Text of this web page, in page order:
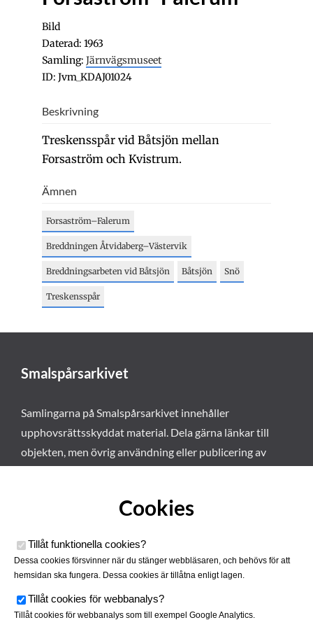
Bild
Daterad: 1963
Samling: Järnvägsmuseet
ID: Jvm_KDAJ01024
Beskrivning
Treskensspår vid Båtsjön mellan
Forsaström och Kvistrum.
Ämnen
Forsaström–Falerum
Breddningen Åtvidaberg–Västervik
Breddningsarbeten vid Båtsjön Båtsjön Snö
Treskensspår
Smalspårsarkivet
Samlingarna på Smalspårsarkivet innehåller
upphovsrättsskyddat material. Dela gärna länkar till
objekten, men övrig användning eller publicering av
Cookies
Tillåt funktionella cookies?
Dessa cookies försvinner när du stänger webbläsaren, och behövs för att
hemsidan ska fungera. Dessa cookies är tillåtna enligt lagen.
Tillåt cookies för webbanalys?
Tillåt cookies för webbanalys som till exempel Google Analytics.